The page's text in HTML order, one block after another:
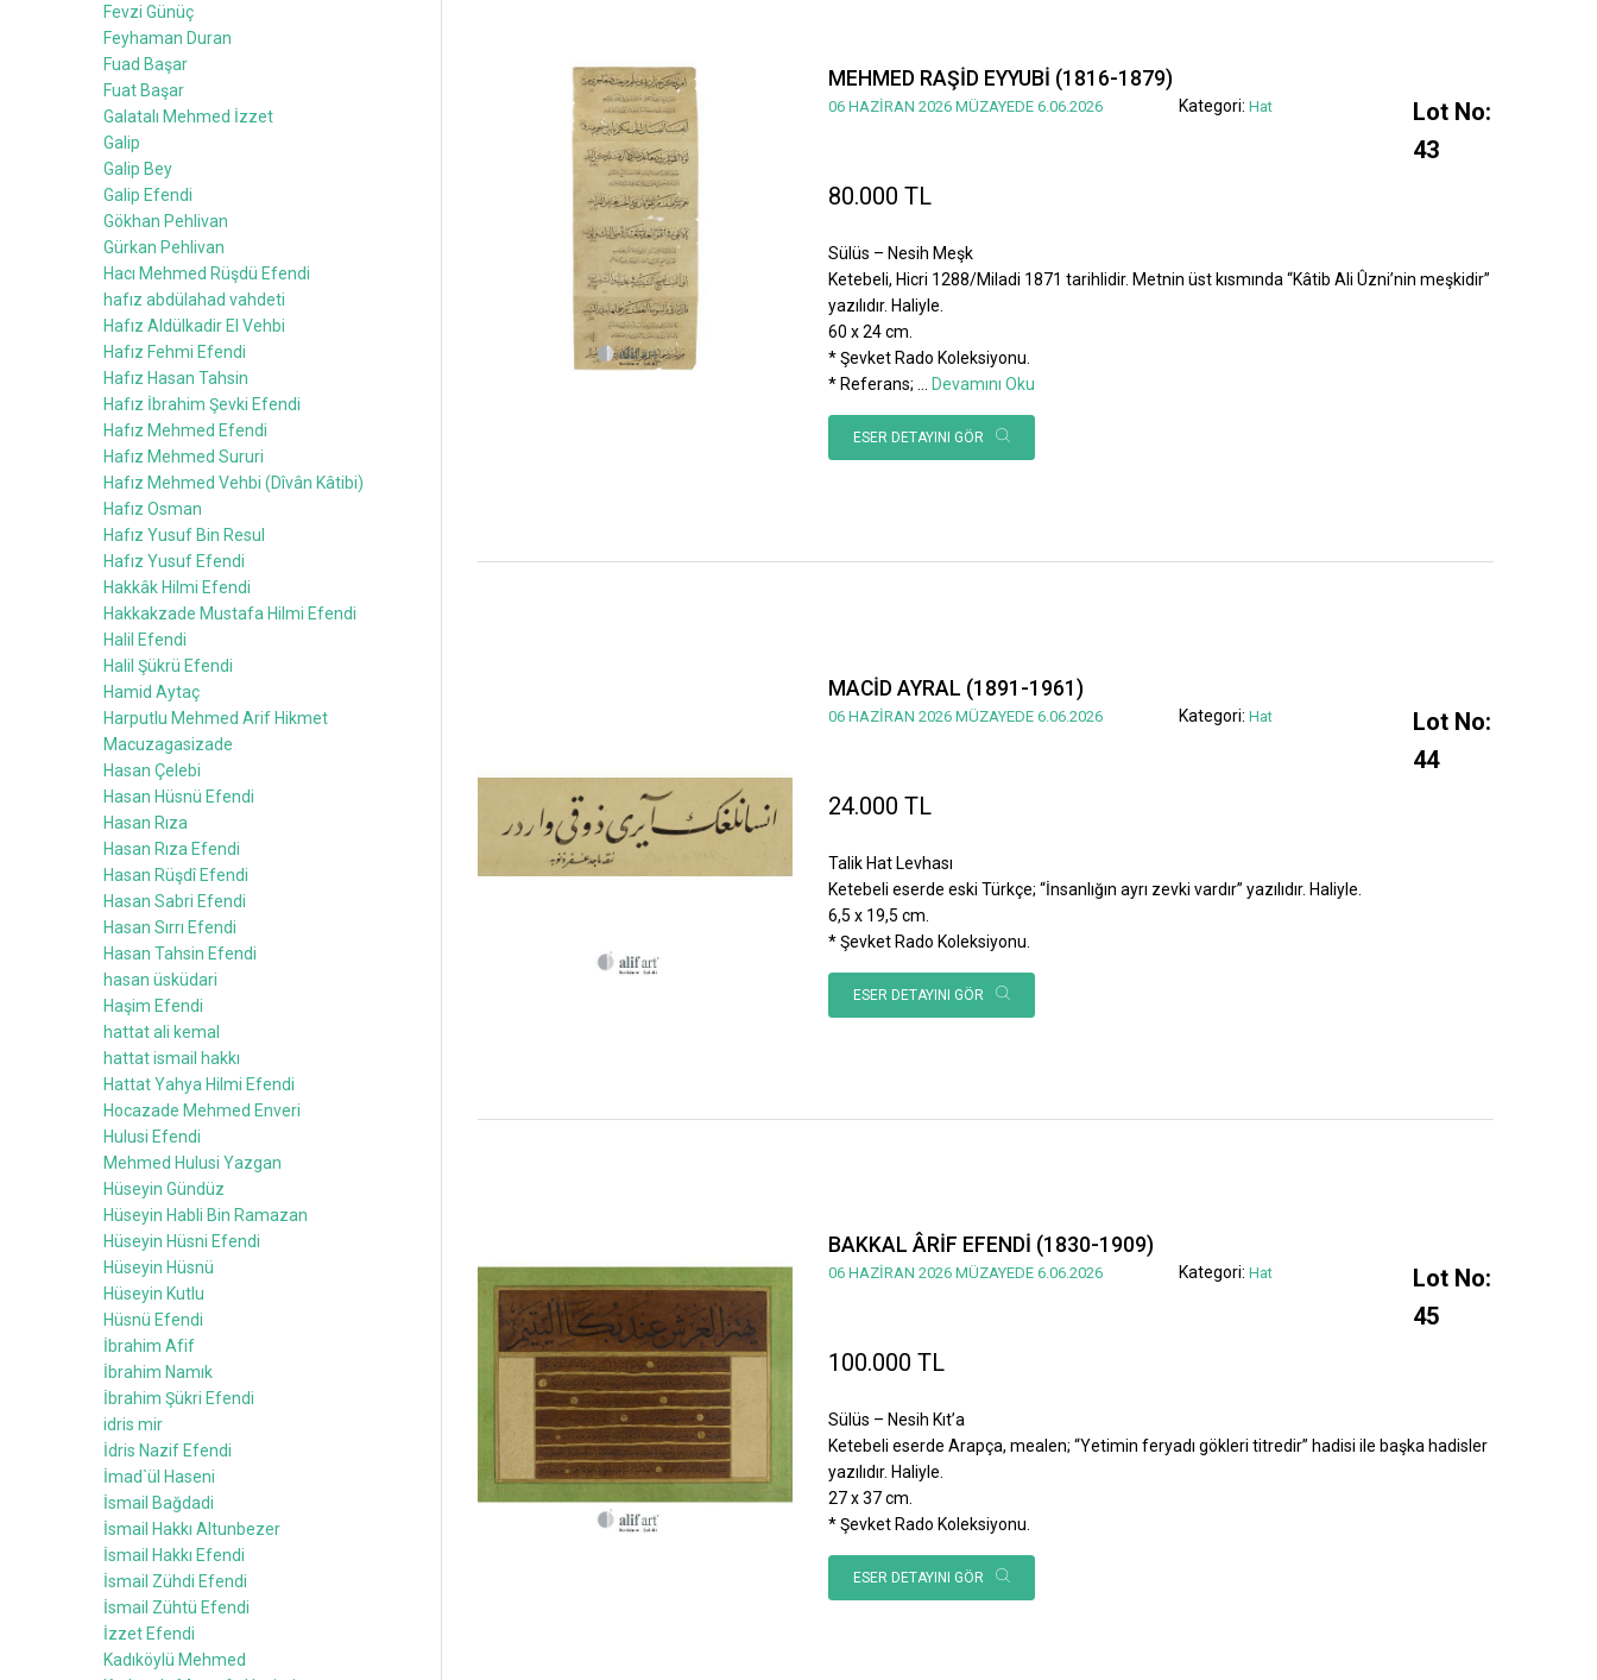
MEHMED RAŞİD EYYUBİ (1816-1879)
06 HAZİRAN 2026 MÜZAYEDE 6.06.2026 Kategori: Hat
Lot No:
43
80.000 TL
Sülüs – Nesih Meşk
Ketebeli, Hicri 1288/Miladi 1871 tarihlidir. Metnin üst kısmında “Kâtib Ali Ûzni’nin meşkidir”
yazılıdır. Haliyle.
60 x 24 cm.
* Şevket Rado Koleksiyonu.
* Referans; ... Devamını Oku
ESER DETAYINI GÖR
MACİD AYRAL (1891-1961)
06 HAZİRAN 2026 MÜZAYEDE 6.06.2026 Kategori: Hat
Lot No:
44
24.000 TL
Talik Hat Levhası
Ketebeli eserde eski Türkçe; “İnsanlığın ayrı zevki vardır” yazılıdır. Haliyle.
6,5 x 19,5 cm.
* Şevket Rado Koleksiyonu.
ESER DETAYINI GÖR
BAKKAL ÂRİF EFENDİ (1830-1909)
06 HAZİRAN 2026 MÜZAYEDE 6.06.2026 Kategori: Hat
Lot No:
45
100.000 TL
Sülüs – Nesih Kıt’a
Ketebeli eserde Arapça, mealen; “Yetimin feryadı gökleri titredir” hadisi ile başka hadisler
yazılıdır. Haliyle.
27 x 37 cm.
* Şevket Rado Koleksiyonu.
ESER DETAYINI GÖR
Fevzi Günüç
Feyhaman Duran
Fuad Başar
Fuat Başar
Galatalı Mehmed İzzet
Galip
Galip Bey
Galip Efendi
Gökhan Pehlivan
Gürkan Pehlivan
Hacı Mehmed Rüşdü Efendi
hafız abdülahad vahdeti
Hafız Aldülkadir El Vehbi
Hafız Fehmi Efendi
Hafız Hasan Tahsin
Hafız İbrahim Şevki Efendi
Hafız Mehmed Efendi
Hafız Mehmed Sururi
Hafız Mehmed Vehbi (Dîvân Kâtibi)
Hafız Osman
Hafız Yusuf Bin Resul
Hafız Yusuf Efendi
Hakkâk Hilmi Efendi
Hakkakzade Mustafa Hilmi Efendi
Halil Efendi
Halil Şükrü Efendi
Hamid Aytaç
Harputlu Mehmed Arif Hikmet
Macuzagasizade
Hasan Çelebi
Hasan Hüsnü Efendi
Hasan Rıza
Hasan Rıza Efendi
Hasan Rüşdî Efendi
Hasan Sabri Efendi
Hasan Sırrı Efendi
Hasan Tahsin Efendi
hasan üsküdari
Haşim Efendi
hattat ali kemal
hattat ismail hakkı
Hattat Yahya Hilmi Efendi
Hocazade Mehmed Enveri
Hulusi Efendi
Mehmed Hulusi Yazgan
Hüseyin Gündüz
Hüseyin Habli Bin Ramazan
Hüseyin Hüsni Efendi
Hüseyin Hüsnü
Hüseyin Kutlu
Hüsnü Efendi
İbrahim Afif
İbrahim Namık
İbrahim Şükri Efendi
idris mir
İdris Nazif Efendi
İmad`ül Haseni
İsmail Bağdadi
İsmail Hakkı Altunbezer
İsmail Hakkı Efendi
İsmail Zühdi Efendi
İsmail Zühtü Efendi
İzzet Efendi
Kadıköylü Mehmed